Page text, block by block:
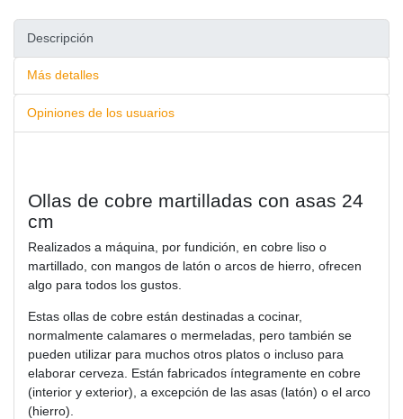
Descripción
Más detalles
Opiniones de los usuarios
Ollas de cobre martilladas con asas 24
cm
Realizados a máquina, por fundición, en cobre liso o
martillado, con mangos de latón o arcos de hierro, ofrecen
algo para todos los gustos.
Estas ollas de cobre están destinadas a cocinar,
normalmente calamares o mermeladas, pero también se
pueden utilizar para muchos otros platos o incluso para
elaborar cerveza. Están fabricados íntegramente en cobre
(interior y exterior), a excepción de las asas (latón) o el arco
(hierro).